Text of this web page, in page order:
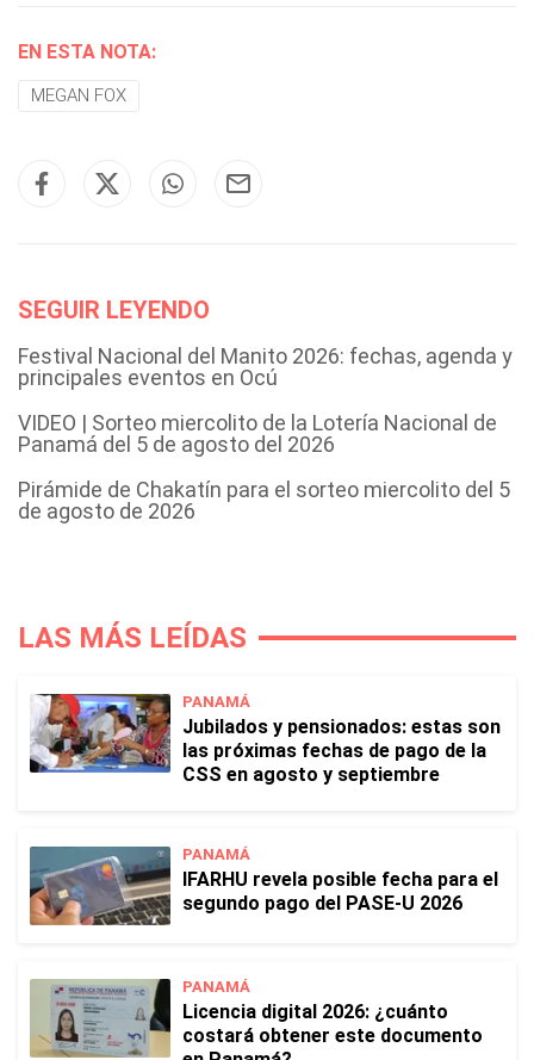
EN ESTA NOTA:
MEGAN FOX
SEGUIR LEYENDO
Festival Nacional del Manito 2026: fechas, agenda y
principales eventos en Ocú
VIDEO | Sorteo miercolito de la Lotería Nacional de
Panamá del 5 de agosto del 2026
Pirámide de Chakatín para el sorteo miercolito del 5
de agosto de 2026
LAS MÁS LEÍDAS
PANAMÁ
Jubilados y pensionados: estas son
las próximas fechas de pago de la
CSS en agosto y septiembre
PANAMÁ
IFARHU revela posible fecha para el
segundo pago del PASE-U 2026
PANAMÁ
Licencia digital 2026: ¿cuánto
costará obtener este documento